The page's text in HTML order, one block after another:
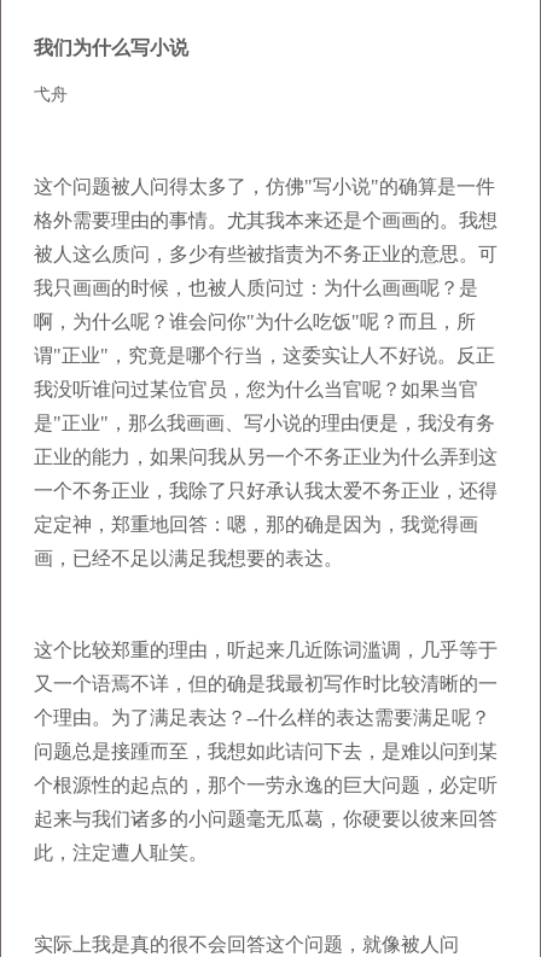
我们为什么写小说
弋舟
这个问题被人问得太多了，仿佛"写小说"的确算是一件
格外需要理由的事情。尤其我本来还是个画画的。我想
被人这么质问，多少有些被指责为不务正业的意思。可
我只画画的时候，也被人质问过：为什么画画呢？是
啊，为什么呢？谁会问你"为什么吃饭"呢？而且，所
谓"正业"，究竟是哪个行当，这委实让人不好说。反正
我没听谁问过某位官员，您为什么当官呢？如果当官
是"正业"，那么我画画、写小说的理由便是，我没有务
正业的能力，如果问我从另一个不务正业为什么弄到这
一个不务正业，我除了只好承认我太爱不务正业，还得
定定神，郑重地回答：嗯，那的确是因为，我觉得画
画，已经不足以满足我想要的表达。
这个比较郑重的理由，听起来几近陈词滥调，几乎等于
又一个语焉不详，但的确是我最初写作时比较清晰的一
个理由。为了满足表达？--什么样的表达需要满足呢？
问题总是接踵而至，我想如此诘问下去，是难以问到某
个根源性的起点的，那个一劳永逸的巨大问题，必定听
起来与我们诸多的小问题毫无瓜葛，你硬要以彼来回答
此，注定遭人耻笑。
实际上我是真的很不会回答这个问题，就像被人问